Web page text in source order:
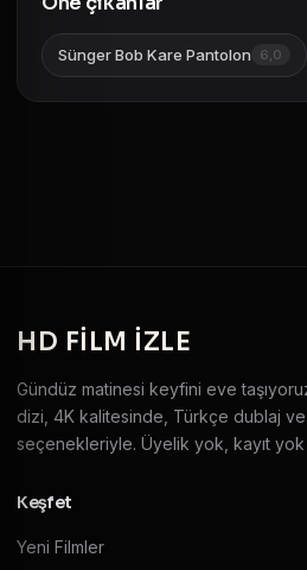
Sünger Bob Kare Pantolon 6,0
HD FILM IZLE
Gündüz matinesi keyfini eve
dizi, 4K kalitesinde, Türkçe dublaj ve
seçenekleriyle. Üyelik yok, kayıt
Keşfet
Yeni Filmler